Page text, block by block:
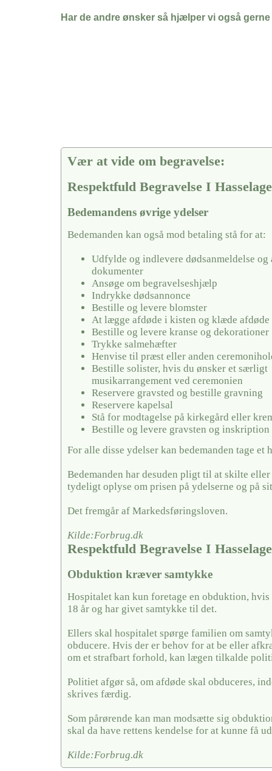
Har de andre ønsker så hjælper vi også gerne
Vær at vide om begravelse:
Respektfuld Begravelse I
Bedemandens øvrige ydelser
Bedemanden kan også mod betaling stå for at:
Udfylde og indlevere dødsanmeldelse
dokumenter
Ansøge om begravelseshjælp
Indrykke dødsannonce
Bestille og levere blomster
At lægge afdøde i kisten og klæde afdøde
Bestille og levere kranse og dekorationer
Trykke salmehæfter
Henvise til præst eller anden
Bestille solister, hvis du ønsker et særligt
musikarrangement ved ceremonien
Reservere gravsted og bestille gravning
Reservere kapelsal
Stå for modtagelse på kirkegård eller
Bestille og levere gravsten og inskription
For alle disse ydelser kan bedemanden tage et
Bedemanden har desuden pligt til at skilte eller
tydeligt oplyse om prisen på ydelserne og på
Det fremgår af Markedsføringsloven.
Kilde:Forbrug.dk
Respektfuld Begravelse I
Obduktion kræver samtykke
Hospitalet kan kun foretage en obduktion,
18 år og har givet samtykke til det.
Ellers skal hospitalet spørge familien om
obducere. Hvis der er behov for at be eller
om et strafbart forhold, kan lægen tilkalde
Politiet afgør så, om afdøde skal obduceres,
skrives færdig.
Som pårørende kan man modsætte sig
skal da have rettens kendelse for at kunne få
Kilde:Forbrug.dk